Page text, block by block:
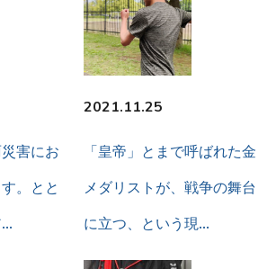
害にお
。とと
…
2021.11.25
「皇帝」とまで呼ばれた金
メダリストが、戦争の舞台
に立つ、という現…